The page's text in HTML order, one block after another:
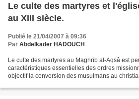
Le culte des martyres et
au XIII siècle.
Publié le 21/04/2007 à 09:36
Par Abdelkader HADOUCH
Le culte des martyres au Maghrib al-Aqsâ est
caractéristiques essentielles des ordres
objectif la conversion des musulmans au